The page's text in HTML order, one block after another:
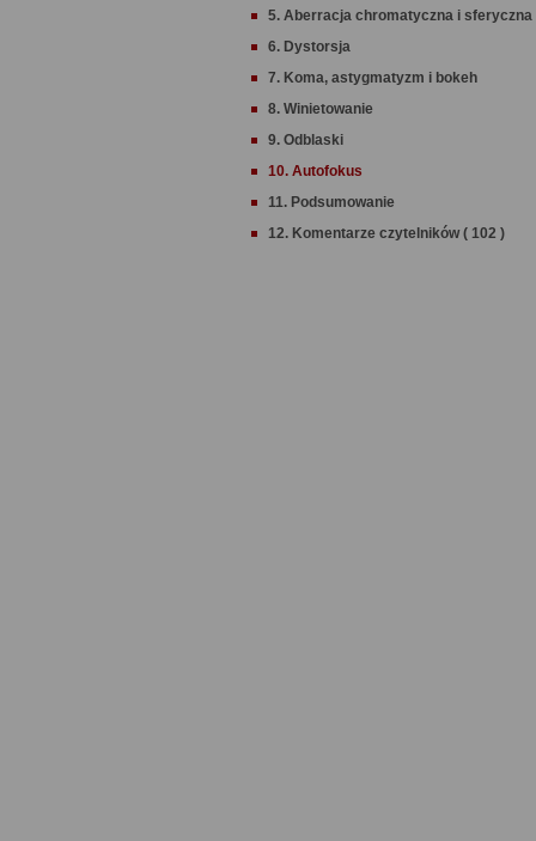
5. Aberracja chromatyczna i sferyczna
6. Dystorsja
7. Koma, astygmatyzm i bokeh
8. Winietowanie
9. Odblaski
10. Autofokus
11. Podsumowanie
12. Komentarze czytelników ( 102 )